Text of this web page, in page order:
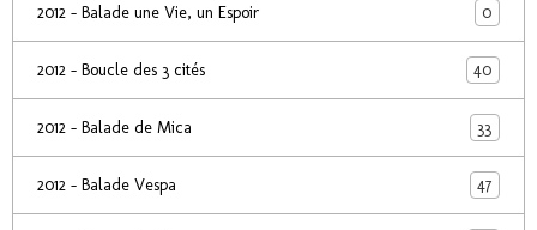
2012 - Balade une Vie, un Espoir 0
2012 - Boucle des 3 cités 40
2012 - Balade de Mica 33
2012 - Balade Vespa 47